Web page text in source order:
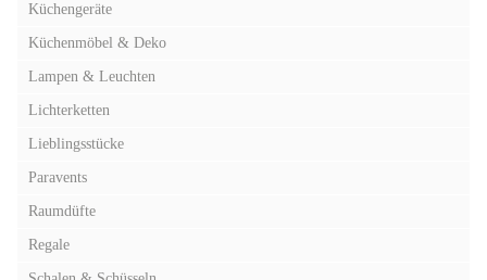
Küchengeräte
Küchenmöbel & Deko
Lampen & Leuchten
Lichterketten
Lieblingsstücke
Paravents
Raumdüfte
Regale